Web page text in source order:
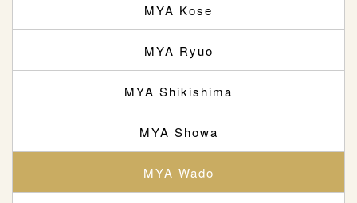
MYA Kose
MYA Ryuo
MYA Shikishima
MYA Showa
MYA Wado